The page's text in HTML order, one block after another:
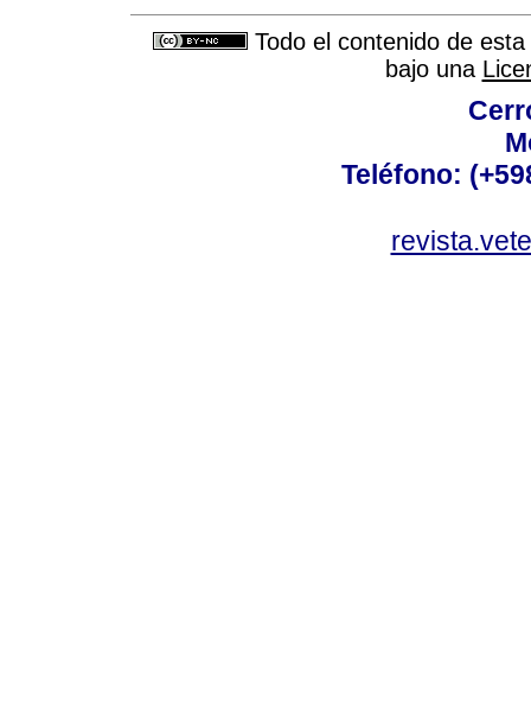
Todo el contenido de
bajo una
Teléfono: